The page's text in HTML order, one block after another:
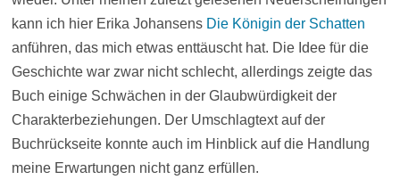
kann ich hier Erika Johansens Die Königin der Schatten
anführen, das mich etwas enttäuscht hat. Die Idee für die
Geschichte war zwar nicht schlecht, allerdings zeigte das
Buch einige Schwächen in der Glaubwürdigkeit der
Charakterbeziehungen. Der Umschlagtext auf der
Buchrückseite konnte auch im Hinblick auf die Handlung
meine Erwartungen nicht ganz erfüllen.